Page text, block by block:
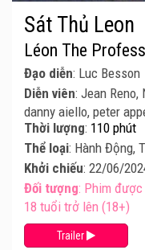
Sát Thủ Leon
Léon The
Đạo diễn: Luc Besson
Diễn viên: Jean Reno,
danny aiello, peter
Thời lượng: 110 phút
Thể loại: Hành Động,
Khởi chiếu: 22/06/
Đối tượng: Phim
18 tuổi trở lên (18+)
Trailer